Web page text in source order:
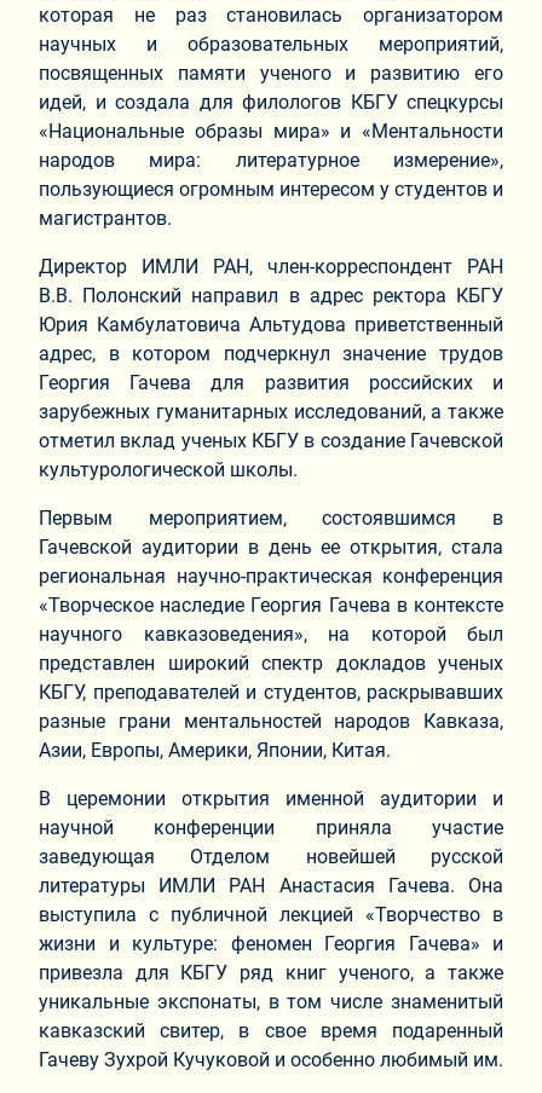
которая не раз становилась организатором
научных и образовательных мероприятий,
посвященных памяти ученого и развитию его
идей, и создала для филологов КБГУ спецкурсы
«Национальные образы мира» и «Ментальности
народов мира: литературное измерение»,
пользующиеся огромным интересом у студентов и
магистрантов.
Директор ИМЛИ РАН, член-корреспондент РАН
В.В. Полонский направил в адрес ректора КБГУ
Юрия Камбулатовича Альтудова приветственный
адрес, в котором подчеркнул значение трудов
Георгия Гачева для развития российских и
зарубежных гуманитарных исследований, а также
отметил вклад ученых КБГУ в создание Гачевской
культурологической школы.
Первым мероприятием, состоявшимся в
Гачевской аудитории в день ее открытия, стала
региональная научно-практическая конференция
«Творческое наследие Георгия Гачева в контексте
научного кавказоведения», на которой был
представлен широкий спектр докладов ученых
КБГУ, преподавателей и студентов, раскрывавших
разные грани ментальностей народов Кавказа,
Азии, Европы, Америки, Японии, Китая.
В церемонии открытия именной аудитории и
научной конференции приняла участие
заведующая Отделом новейшей русской
литературы ИМЛИ РАН Анастасия Гачева. Она
выступила с публичной лекцией «Творчество в
жизни и культуре: феномен Георгия Гачева» и
привезла для КБГУ ряд книг ученого, а также
уникальные экспонаты, в том числе знаменитый
кавказский свитер, в свое время подаренный
Гачеву Зухрой Кучуковой и особенно любимый им.